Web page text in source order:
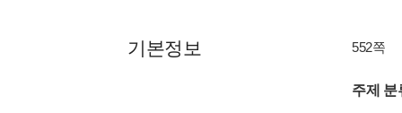
기본정보 552쪽
주제 분